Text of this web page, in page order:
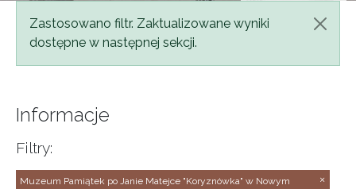
Komunikat
Zastosowano filtr. Zaktualizowane wyniki
dostępne w następnej sekcji.
Informacje
Filtry:
Muzeum Pamiątek po Janie Matejce "Koryznówka" w Nowym